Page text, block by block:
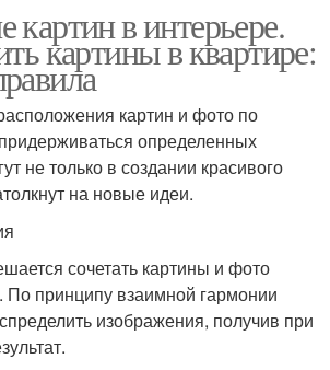
картин в интерьере.
картины в квартире:
картин и фото по
определенных
не только в создании красивого
на новые идеи.
сочетать картины и фото
По принципу взаимной гармонии
изображения, получив при